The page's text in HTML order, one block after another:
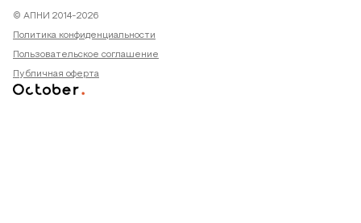
© АПНИ 2014-2026
Политика конфиденциальности
Пользовательское соглашение
Публичная оферта